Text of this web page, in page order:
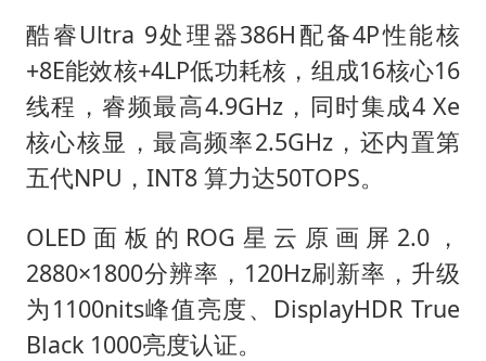
酷睿Ultra 9处理器386H配备4P性能核
+8E能效核+4LP低功耗核，组成16核心16
线程，睿频最高4.9GHz，同时集成4 Xe
核心核显，最高频率2.5GHz，还内置第
五代NPU，INT8 算力达50TOPS。
OLED面板的ROG星云原画屏2.0，
2880×1800分辨率，120Hz刷新率，升级
为1100nits峰值亮度、DisplayHDR True
Black 1000亮度认证。